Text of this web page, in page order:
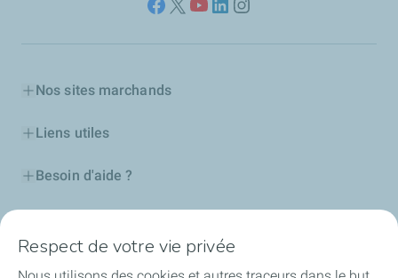
Nos sites marchands
Liens utiles
Besoin d'aide ?
Certificats d'économies d'énergie
Respect de votre vie privée